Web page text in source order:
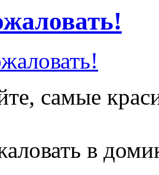
самые
в